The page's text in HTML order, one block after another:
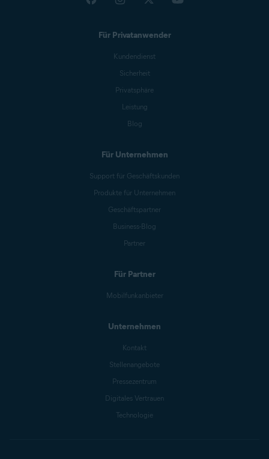
Für Privatanwender
Kundendienst
Sicherheit
Privatsphäre
Leistung
Blog
Für Unternehmen
Support für Geschäftskunden
Produkte für Unternehmen
Geschäftspartner
Business-Blog
Partner
Für Partner
Mobilfunkanbieter
Unternehmen
Kontakt
Stellenangebote
Pressezentrum
Digitales Vertrauen
Technologie